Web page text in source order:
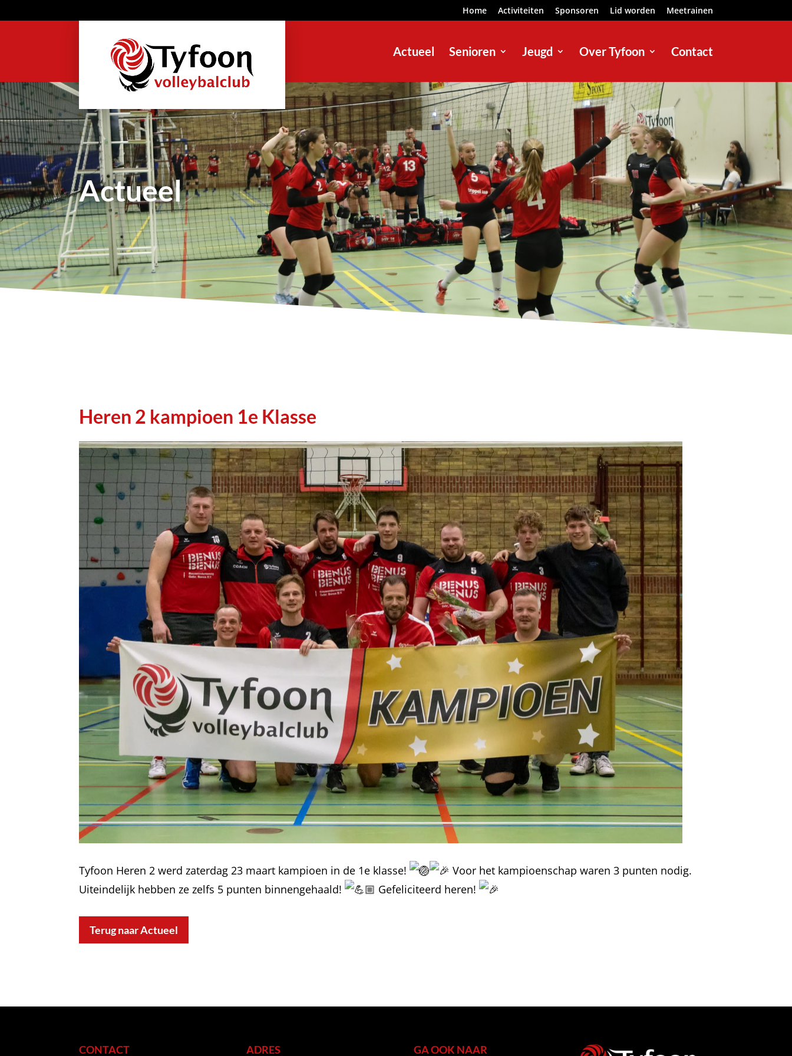
Home Activiteiten Sponsoren Lid worden Meetrainen
Actueel Senioren Jeugd Over Tyfoon Contact
Actueel
Heren 2 kampioen 1e Klasse
Tyfoon Heren 2 werd zaterdag 23 maart kampioen in de 1e klasse!
Voor het kampioenschap waren 3 punten nodig.
Uiteindelijk hebben ze zelfs 5 punten binnengehaald!
Gefeliciteerd heren!
Terug naar Actueel
CONTACT ADRES GA OOK NAAR